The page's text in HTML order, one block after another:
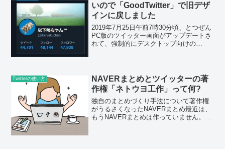
いので「GoodTwitter」で旧デザ
インに戻しました
2019年7月25日午前7時30分頃、とつぜん
PC版のツイッター画面がアップデートさ
れて、強制的にデスクトップ向けの
使い...
Twitterの使い方
NAVERまとめとツイッターの著
作権「ネトウヨ工作」って何?
独自のまとめづくり手法について著作権
がうるさくなったNAVERまとめ最近は、
もうNAVERまとめは作っていません。1